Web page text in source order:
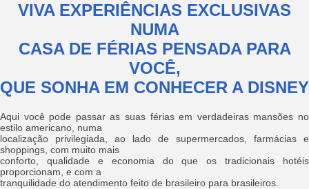
VIVA EXPERIÊNCIAS EXCLUSIVAS
NUMA
CASA DE FÉRIAS PENSADA PARA
VOCÊ,
QUE SONHA EM CONHECER A DISNEY
Aqui você pode passar as suas férias em verdadeiras mansões no
estilo americano, numa
localização privilegiada, ao lado de supermercados, farmácias e
shoppings, com muito mais
conforto, qualidade e economia do que os tradicionais hotéis
proporcionam, e com a
tranquilidade do atendimento feito de brasileiro para brasileiros.